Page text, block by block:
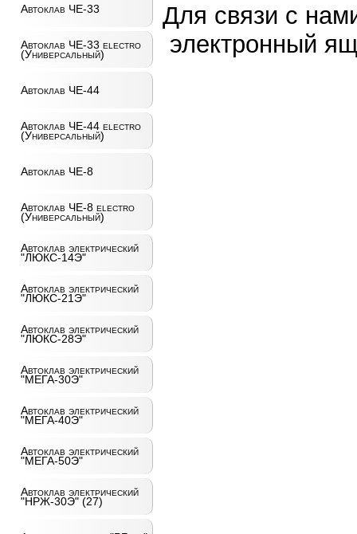
Автоклав ЧЕ-33
Автоклав ЧЕ-33 electro
(Универсальный)
Автоклав ЧЕ-44
Автоклав ЧЕ-44 electro
(Универсальный)
Автоклав ЧЕ-8
Автоклав ЧЕ-8 electro
(Универсальный)
Автоклав электрический
"ЛЮКС-14Э"
Автоклав электрический
"ЛЮКС-21Э"
Автоклав электрический
"ЛЮКС-28Э"
Автоклав электрический
"МЕГА-30Э"
Автоклав электрический
"МЕГА-40Э"
Автоклав электрический
"МЕГА-50Э"
Автоклав электрический
"НРЖ-30Э" (27)
Для связи с
электронный